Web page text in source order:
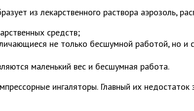
из лекарственного раствора аэрозоль,
средств;
не только бесшумной работой, но и
маленький вес и бесшумная работа.
ингаляторы. Главный их